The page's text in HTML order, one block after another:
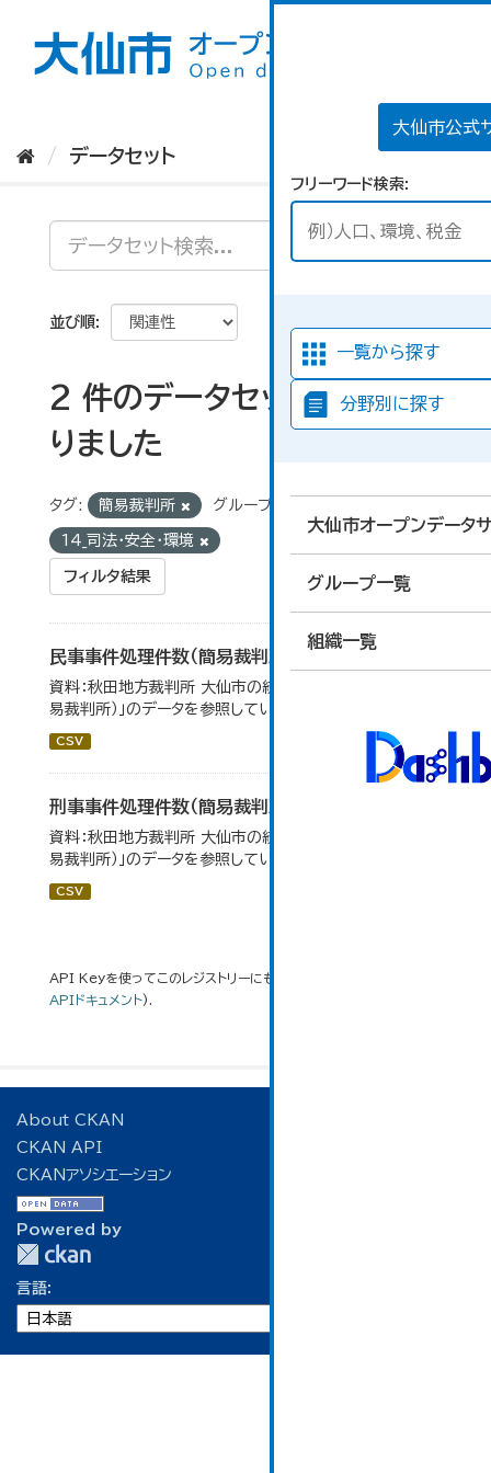
大仙市公式
フリーワード検索
一覧から探す
分野別に探す
大仙市オープンデータ
グループ一覧
組織一覧
データセット
並び順
2 件のデータセットが見つか
りました
タグ: 簡易裁判所 グループ:
14_司法・安全・環境
フィルタ結果
民事事件処理件数（簡易裁判所）
資料：秋田地方裁判所 大仙市の統計「12-14 民事事件（簡
易裁判所）」のデータを参照しています。
CSV
刑事事件処理件数（簡易裁判所）
資料：秋田地方裁判所 大仙市の統計「12-14民事事件（簡
易裁判所）」のデータを参照しています。
CSV
API Keyを使ってこのレジストリーにもアクセス可能です
APIドキュメント).
About CKAN
CKAN API
CKANアソシエーション
Powered by
言語